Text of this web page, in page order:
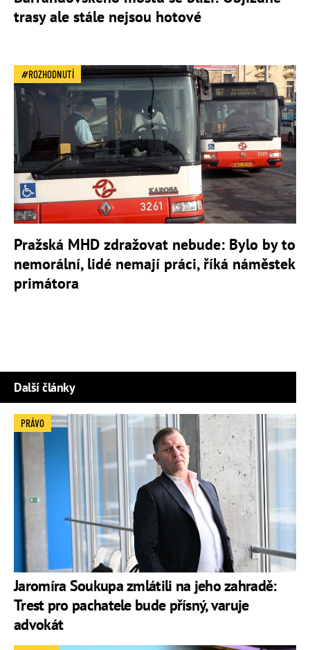
trasy ale stále nejsou hotové
ROZHODNUTÍ
Pražská MHD zdražovat nebude: Bylo by to
nemorální, lidé nemají práci, říká náměstek
primátora
Další články
Jaromíra Soukupa zmlátili na jeho zahradě:
Trest pro pachatele bude přísný, varuje
advokát
PRÁVO